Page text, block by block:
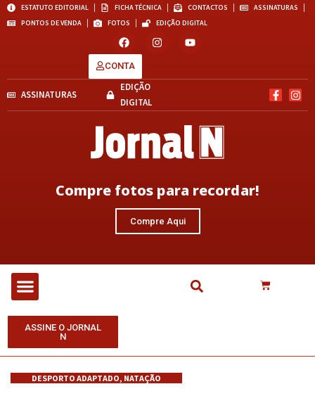
ESTATUTO EDITORIAL FICHA TÉCNICA CONTACTOS
ASSINATURAS
PONTOS DE VENDA
FOTOS EDIÇÃO DIGITAL
CONTA
ASSINATURAS
EDIÇÃO
DIGITAL
Compre fotos para recordar!
Compre Aqui
ASSINE O JORNAL
N
DESPORTO ADAPTADO, NATAÇÃO